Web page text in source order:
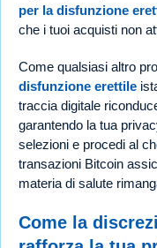
per la disfunzione
che i tuoi acquisti non
Come qualsiasi altro
disfunzione erettile
traccia digitale
garantendo la tua
selezioni e procedi al
transazioni Bitcoin
materia di salute
Come la